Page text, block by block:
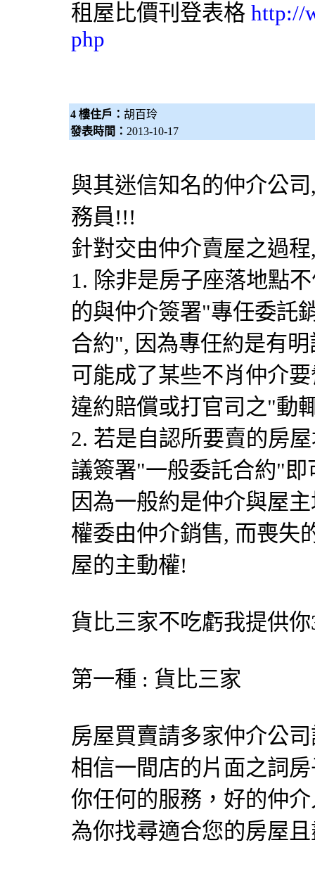
租屋比價刊登表格 http://
php
4 樓住戶： 胡百玲
發表時間： 2013-10-17
與其迷信知名的仲介公
務員!!!
針對交由仲介賣屋之過
1. 除非是房子座落地點
的與仲介簽署"專任委託
合約", 因為專任約是有
可能成了某些不肖仲介
違約賠償或打官司之"動
2. 若是自認所要賣的房
議簽署"一般委託合約"即
因為一般約是仲介與屋
權委由仲介銷售, 而喪失
屋的主動權!
貨比三家不吃虧我提供
第一種 : 貨比三家
房屋買賣請多家仲介公
相信一間店的片面之詞
你任何的服務，好的仲
為你找尋適合您的房屋